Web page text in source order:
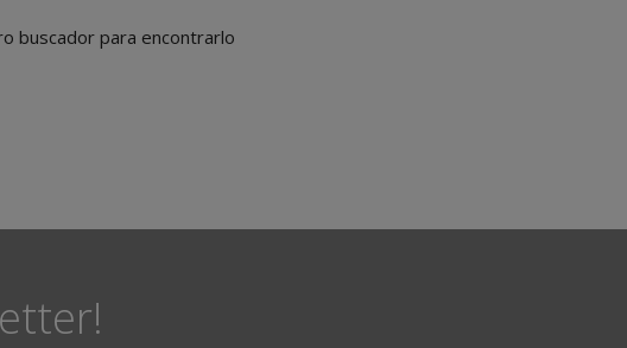
buscador para encontrarlo